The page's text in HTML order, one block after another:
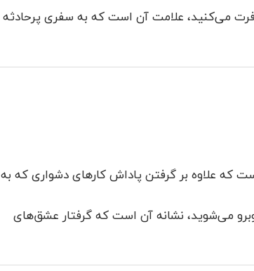
می‌کنید، علامت آن است که به سفری پرحادثه
که علاوه بر گرفتن پاداش کارهای دشواری که به
می‌شوید، نشانه آن است که گرفتار عشق‌های